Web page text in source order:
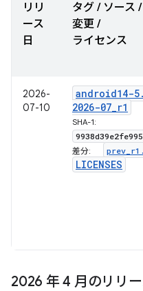
リリ
ース
日
タグ / ソース /
変更 /
ライセンス
2026-
07-10
android14-5.
2026-07_r1
SHA-1:
差分: prev r1 .
LICENSES
2026 年 4 月のリリ